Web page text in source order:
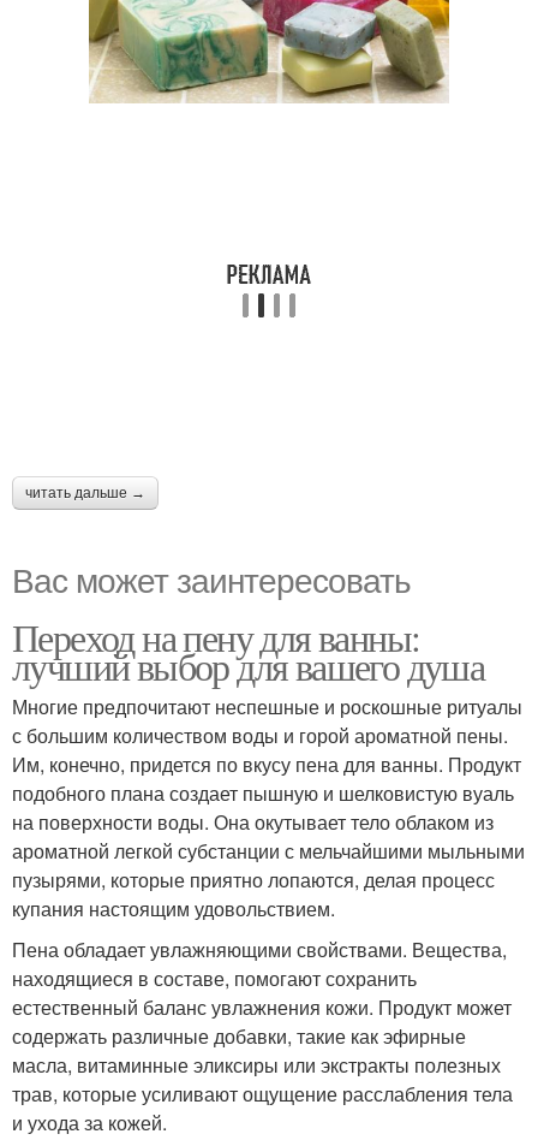
читать дальше →
Вас может заинтересовать
Переход на пену для ванны:
лучший выбор для вашего душа
Многие предпочитают неспешные и роскошные ритуалы
с большим количеством воды и горой ароматной пены.
Им, конечно, придется по вкусу пена для ванны. Продукт
подобного плана создает пышную и шелковистую вуаль
на поверхности воды. Она окутывает тело облаком из
ароматной легкой субстанции с мельчайшими мыльными
пузырями, которые приятно лопаются, делая процесс
купания настоящим удовольствием.
Пена обладает увлажняющими свойствами. Вещества,
находящиеся в составе, помогают сохранить
естественный баланс увлажнения кожи. Продукт может
содержать различные добавки, такие как эфирные
масла, витаминные эликсиры или экстракты полезных
трав, которые усиливают ощущение расслабления тела
и ухода за кожей.